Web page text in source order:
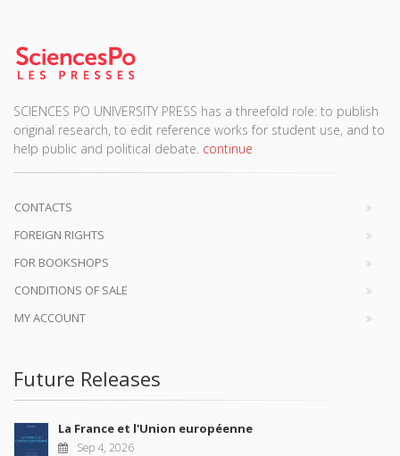
SCIENCES PO UNIVERSITY PRESS has a threefold role: to publish
original research, to edit reference works for student use, and to
help public and political debate. continue
CONTACTS
FOREIGN RIGHTS
FOR BOOKSHOPS
CONDITIONS OF SALE
MY ACCOUNT
Future Releases
La France et l'Union européenne
Sep 4, 2026